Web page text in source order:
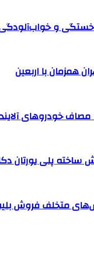
خستگی و
مصاف خودروهای
ساخته پلی